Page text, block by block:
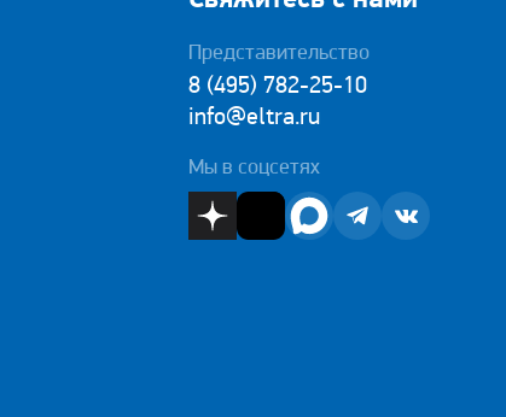
Представительство
8 (495) 782-25-10
info@eltra.ru
Мы в соцсетях